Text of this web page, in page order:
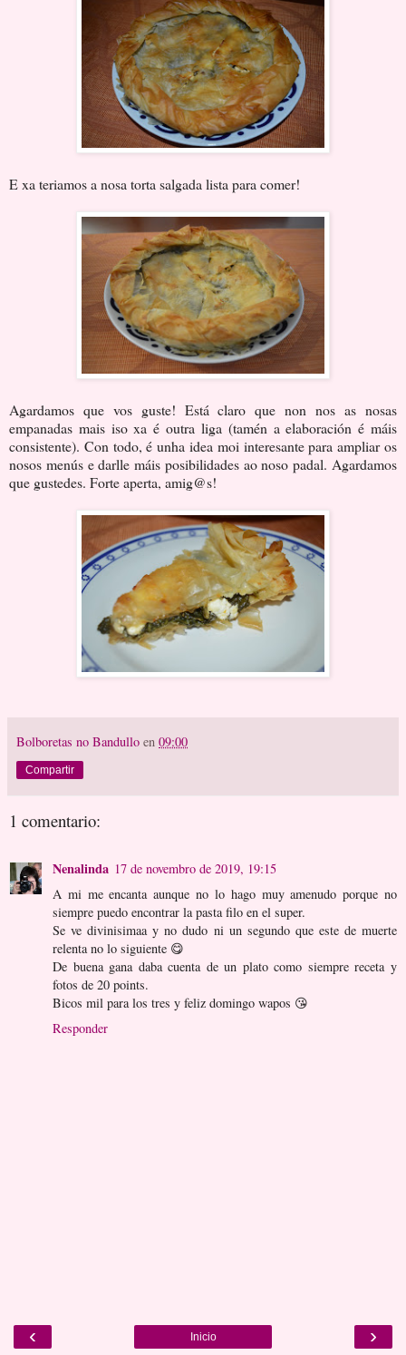
E xa teriamos a nosa torta salgada lista para comer!
Agardamos que vos guste! Está claro que non nos as nosas
empanadas mais iso xa é outra liga (tamén a elaboración é máis
consistente). Con todo, é unha idea moi interesante para ampliar os
nosos menús e darlle máis posibilidades ao noso padal. Agardamos
que gustedes. Forte aperta, amig@s!
Bolboretas no Bandullo en 09:00
Compartir
1 comentario:
Nenalinda 17 de novembro de 2019, 19:15
A mi me encanta aunque no lo hago muy amenudo porque no
siempre puedo encontrar la pasta filo en el super.
Se ve divinisimaa y no dudo ni un segundo que este de muerte
relenta no lo siguiente 😋
De buena gana daba cuenta de un plato como siempre receta y
fotos de 20 points.
Bicos mil para los tres y feliz domingo wapos 😘
Responder
‹ ›
Inicio